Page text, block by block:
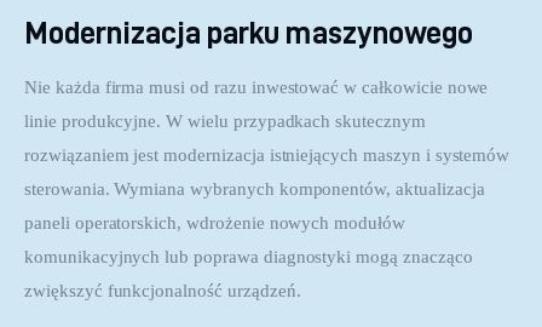
Modernizacja parku maszynowego
Nie każda firma musi od razu inwestować w całkowicie nowe
linie produkcyjne. W wielu przypadkach skutecznym
rozwiązaniem jest modernizacja istniejących maszyn i systemów
sterowania. Wymiana wybranych komponentów, aktualizacja
paneli operatorskich, wdrożenie nowych modułów
komunikacyjnych lub poprawa diagnostyki mogą znacząco
zwiększyć funkcjonalność urządzeń.